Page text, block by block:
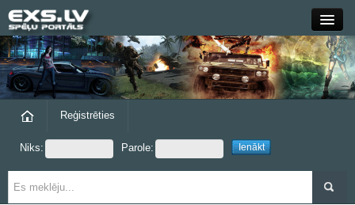
Close
Forums
Grupas
Reģistrēties
Niks: Parole: